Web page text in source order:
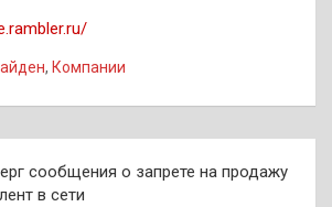
, Компании
сообщения о запрете на продажу
в сети